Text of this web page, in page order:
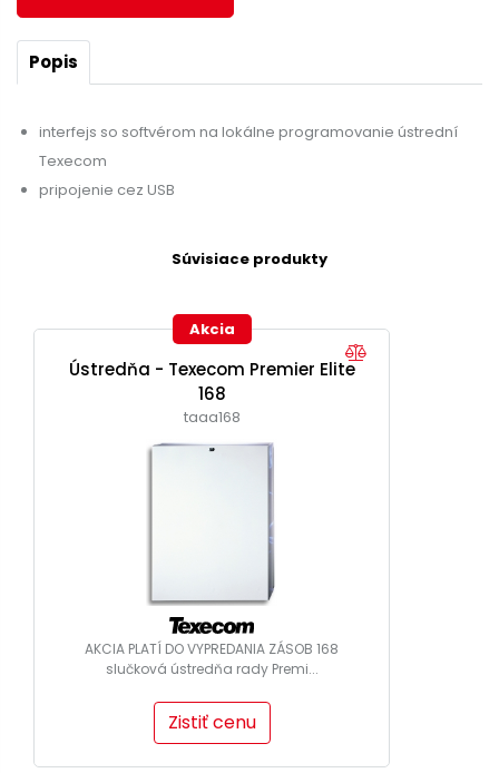
Popis
interfejs so softvérom na lokálne programovanie ústrední
Texecom
pripojenie cez USB
Súvisiace produkty
Akcia
Ústredňa - Texecom Premier Elite
168
taaa168
AKCIA PLATÍ DO VYPREDANIA ZÁSOB 168
slučková ústredňa rady Premi...
Zistiť cenu